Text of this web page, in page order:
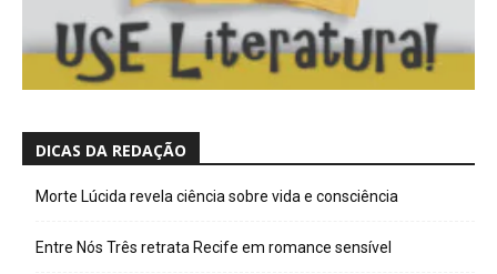
DICAS DA REDAÇÃO
Morte Lúcida revela ciência sobre vida e consciência
Entre Nós Três retrata Recife em romance sensível